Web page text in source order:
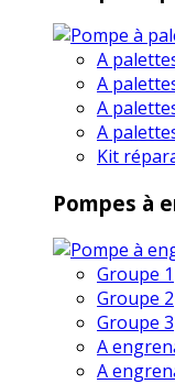
A
A
A
A
Kit
Pompes à
Groupe 1
Groupe 2
Groupe 3
A
A